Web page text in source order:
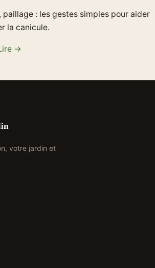
paillage : les gestes simples pour aider
la canicule.
→
votre jardin et